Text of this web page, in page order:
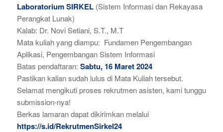
Laboratorium SIRKEL(Sistem Informasi dan Rekayasa
Perangkat Lunak)
Kalab: Dr. Novi Setiani, S.T., M.T
Mata kuliah yang diampu: Fundamen Pengembangan
Aplikasi, Pengembangan Sistem Informasi
Batas pendaftaran: Sabtu, 16 Maret 2024
Pastikan kalian sudah lulus di Mata Kuliah tersebut.
Selamat mengikuti proses rekrutmen asisten, kami tunggu
submission-nya!
Berkas lamaran dapat dikirimkan melalui
https://s.id/RekrutmenSirkel24